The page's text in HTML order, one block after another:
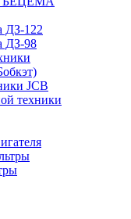
ДЗ-122
ДЗ-98
JCB
техники